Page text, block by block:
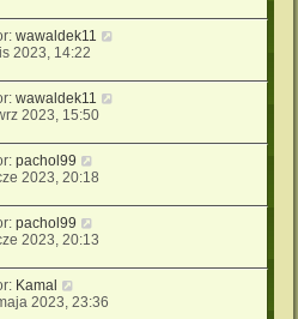
wawaldek11
2023, 14:22
wawaldek11
2023, 15:50
pachol99
2023, 20:18
pachol99
2023, 20:13
Kamal
2023, 23:36